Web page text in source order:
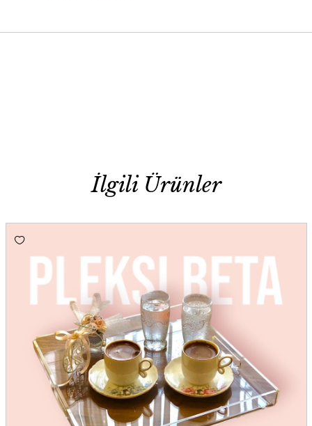
İlgili Ürünler